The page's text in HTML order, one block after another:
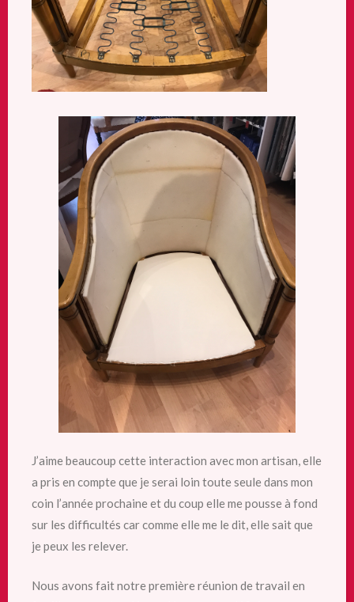
J’aime beaucoup cette interaction avec mon artisan, elle
a pris en compte que je serai loin toute seule dans mon
coin l’année prochaine et du coup elle me pousse à fond
sur les difficultés car comme elle me le dit, elle sait que
je peux les relever.
Nous avons fait notre première réunion de travail en